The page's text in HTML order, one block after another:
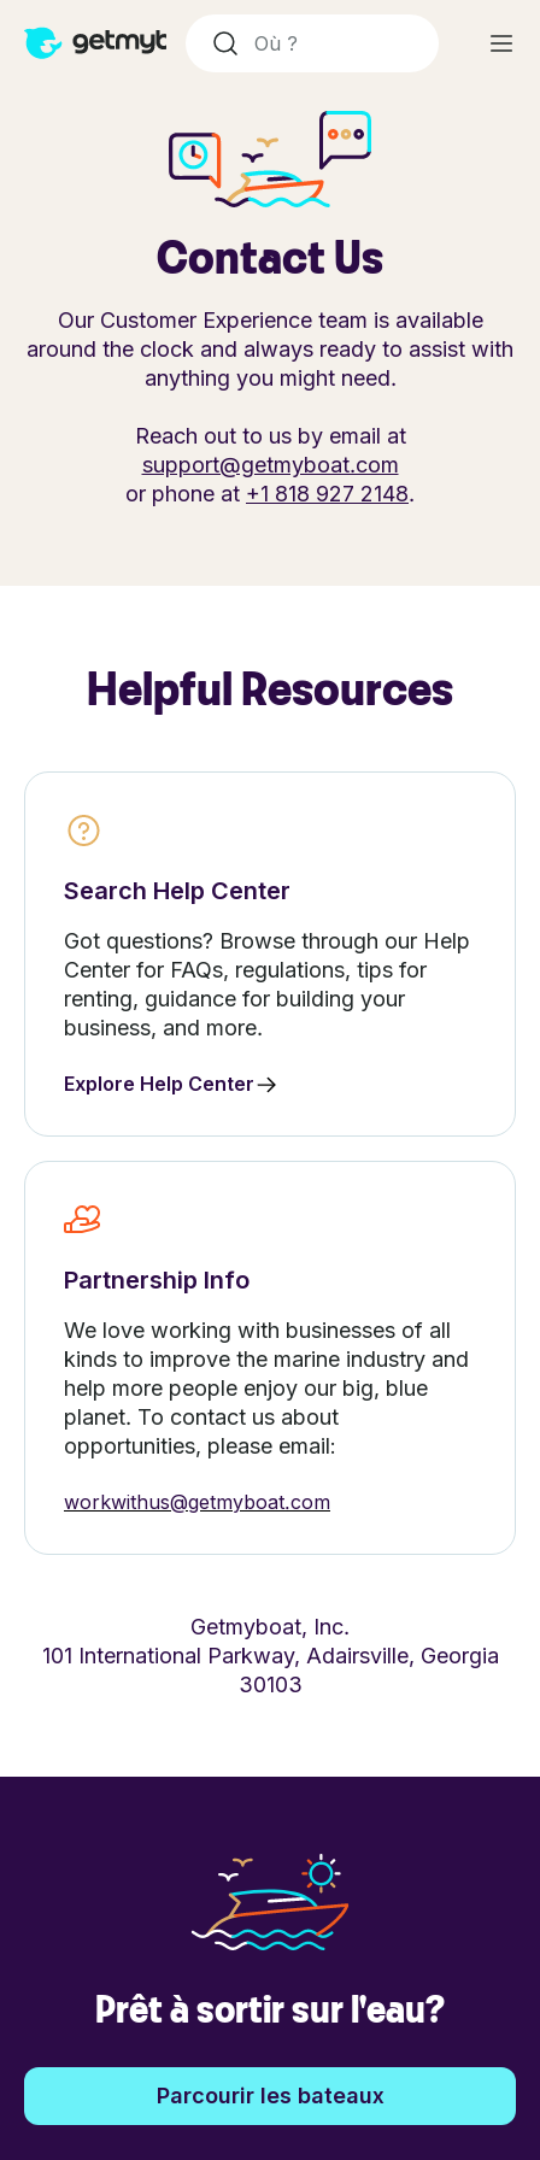
Contact Us
Our Customer Experience team is available
around the clock and always ready to assist with
anything you might need.
Reach out to us by email at
support@getmyboat.com
or phone at +1 818 927 2148.
Helpful Resources
Search Help Center
Got questions? Browse through our Help
Center for FAQs, regulations, tips for
renting, guidance for building your
business, and more.
Explore Help Center
Partnership Info
We love working with businesses of all
kinds to improve the marine industry and
help more people enjoy our big, blue
planet. To contact us about
opportunities, please email:
workwithus@getmyboat.com
Getmyboat, Inc.
101 International Parkway, Adairsville, Georgia
30103
Prêt à sortir sur l'eau?
Parcourir les bateaux